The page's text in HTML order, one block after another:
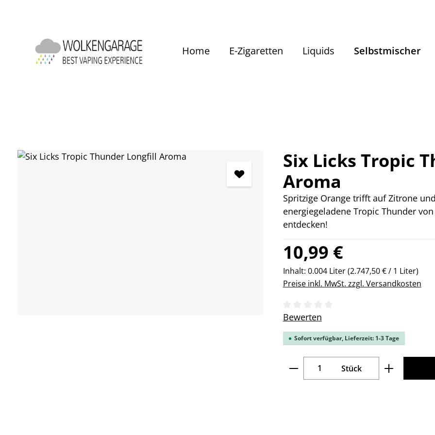
Home E-Zigaretten Liquids Selbstmischer
Bildergalerie überspringen
Six Licks Tropic
Aroma
Spritzige Orange trifft auf Zitrone
energiegeladene Tropic Thunder
entdecken!
Regulärer Preis:
10,99 €
Inhalt: 0.004 Liter(2.747,50 € / 1 Liter)
Preise inkl. MwSt. zzgl. Versandkosten
Durchschnittliche Bewertung von 0
Bewerten
Sofort verfügbar, Lieferzeit: 1-3 Tage
Produkt Anzahl: Gib den
Stück